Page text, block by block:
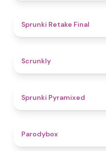
Sprunki Retake Final
Scrunkly
Sprunki Pyramixed
Parodybox